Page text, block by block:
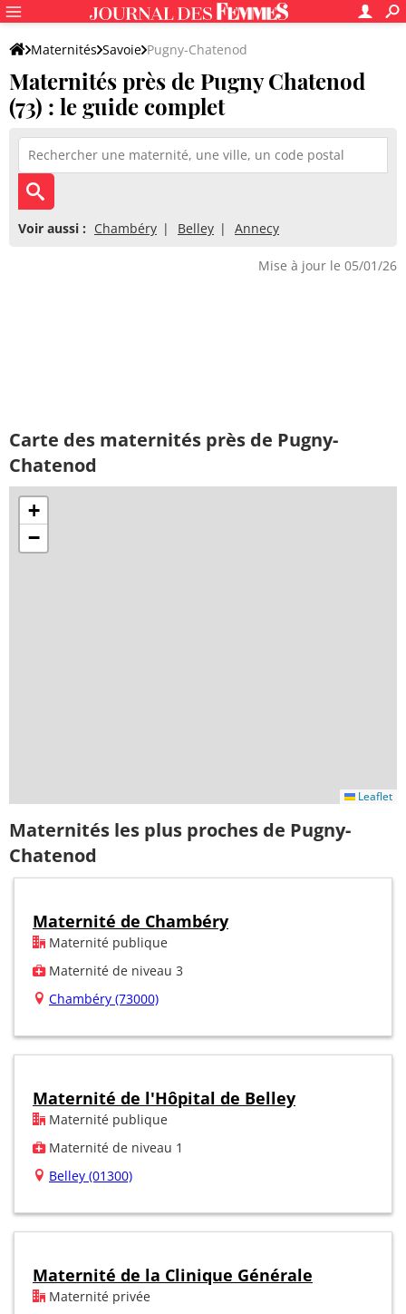
Maternités Savoie Pugny-Chatenod
Maternités près de Pugny Chatenod
(73) : le guide complet
Voir aussi : Chambéry Belley Annecy
Mise à jour le 05/01/26
Carte des maternités près de Pugny-
Chatenod
+
−
Leaflet
Maternités les plus proches de Pugny-
Chatenod
Maternité de Chambéry
Maternité publique
Maternité de niveau 3
Chambéry (73000)
Maternité de l'Hôpital de Belley
Maternité publique
Maternité de niveau 1
Belley (01300)
Maternité de la Clinique Générale
Maternité privée